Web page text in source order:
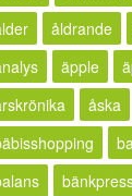
åldrande
äpple
åska